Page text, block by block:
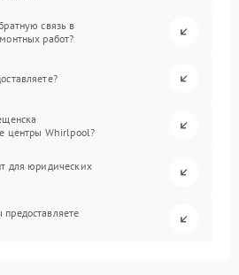
связь в
работ?
центры Whirlpool?
для юридических